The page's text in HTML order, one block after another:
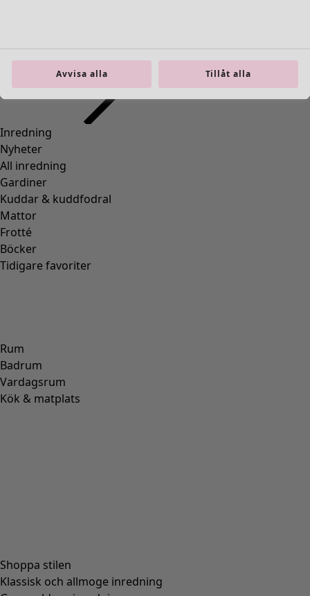
Inredning
Nyheter
All inredning
Gardiner
Kuddar & kuddfodral
Mattor
Frotté
Böcker
Tidigare favoriter
Rum
Badrum
Vardagsrum
Kök & matplats
Shoppa stilen
Klassisk och allmoge inredning
Avvisa alla Tillåt alla